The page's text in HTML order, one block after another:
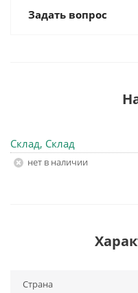
Задать вопрос
Склад, Склад
Нет в наличии
Страна